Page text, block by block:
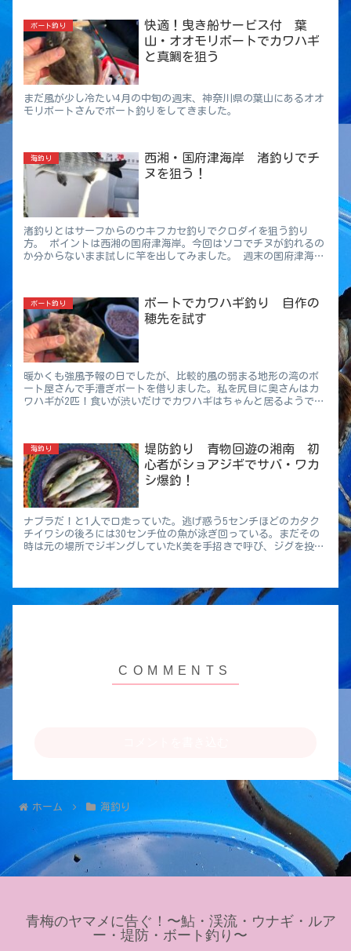
ボート釣り
快適！曳き船サービス付 葉
山・オオモリボートでカワハギ
と真鯛を狙う
まだ風が少し冷たい4月の中旬の週末、神奈川県の葉山にあるオオ
モリボートさんでボート釣りをしてきました。
海釣り
西湘・国府津海岸 渚釣りでチ
ヌを狙う！
渚釣りとはサーフからのウキフカセ釣りでクロダイを狙う釣り
方。 ポイントは西湘の国府津海岸。今回はソコでチヌが釣れるの
か分からないまま試しに竿を出してみました。 週末の国府津海岸
ボート釣り
ボートでカワハギ釣り 自作の
穂先を試す
暖かくも強風予報の日でしたが、比較的風の弱まる地形の湾のボ
ート屋さんで手漕ぎボートを借りました。私を尻目に奥さんはカ
ワハギが2匹！食いが渋いだけでカワハギはちゃんと居るようで
海釣り
堤防釣り 青物回遊の湘南 初
心者がショアジギでサバ・ワカ
シ爆釣！
ナブラだ！と1人で口走っていた。逃げ惑う5センチほどのカタク
チイワシの後ろには30センチ位の魚が泳ぎ回っている。まだその
時は元の場所でジギングしていたK美を手招きで呼び、ジグを投げ
ホーム 海釣り
青梅のヤマメに告ぐ！〜鮎・渓流・ウナギ・ルア
ー・堤防・ボート釣り〜